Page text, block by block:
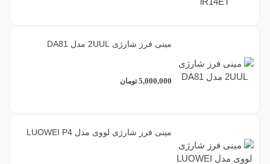
مینی فرز شارژی 2UUL مدل DA81
5,000,000 تومان
مینی فرز شارژی لووی مدل LUOWEI P4